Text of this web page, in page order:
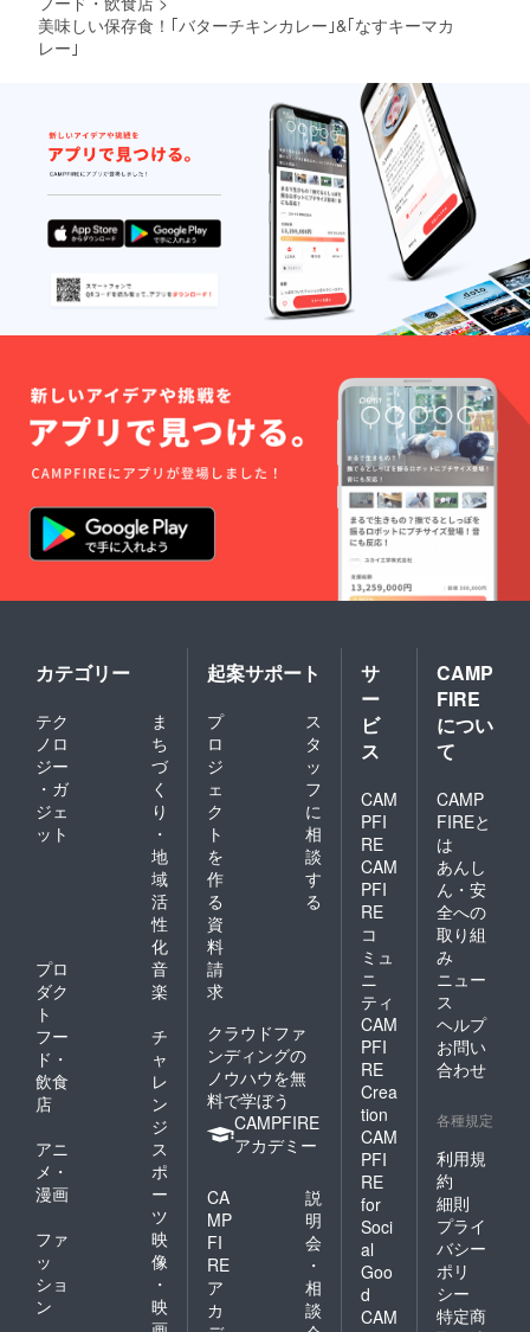
美味しい保存食！｢バターチキンカレー｣&｢なすキーマカ
レー｣
カテゴリー
テク
ノロ
ジー
・ガ
ジェ
ット
ま
ち
づ
く
り
・
地
域
活
性
化
プロ
ダク
ト
音
楽
フー
ド・
飲食
店
チ
ャ
レ
ン
ジ
アニ
メ・
漫画
ス
ポ
ー
ツ
ファ
ッ
ショ
ン
映
像
・
映
起案サポート
プ
ロ
ジ
ェ
ク
ト
を
作
る
ス
タ
ッ
フ
に
相
談
す
る
資
料
請
求
クラウドファ
ンディングの
ノウハウを無
料で学ぼう
CAMPFIRE
アカデミー
CA
MP
FI
RE
ア
カ
説
明
会
・
相
談
サ
ー
ビ
ス
CAM
PFI
RE
CAM
PFI
RE
コ
ミュ
ニ
ティ
CAM
PFI
RE
Crea
tion
CAM
PFI
RE
for
Soci
al
Goo
d
CAM
CAMP
FIRE
につい
て
CAMP
FIREと
は
あんし
ん・安
全への
取り組
み
ニュー
ス
ヘルプ
お問い
合わせ
各種規定
利用規
約
細則
プライ
バシー
ポリ
シー
特定商